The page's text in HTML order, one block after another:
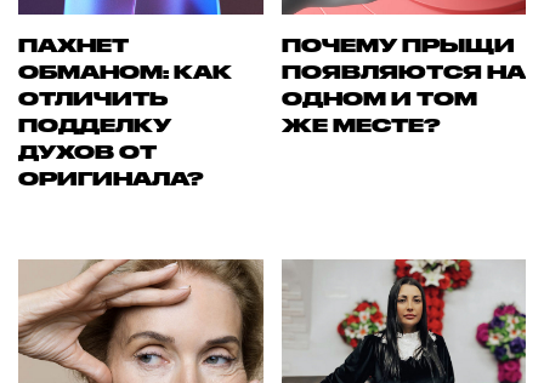
ПАХНЕТ
ОБМАНОМ: КАК
ОТЛИЧИТЬ
ПОДДЕЛКУ
ДУХОВ ОТ
ОРИГИНАЛА?
ПОЧЕМУ ПРЫЩИ
ПОЯВЛЯЮТСЯ НА
ОДНОМ И ТОМ
ЖЕ МЕСТЕ?